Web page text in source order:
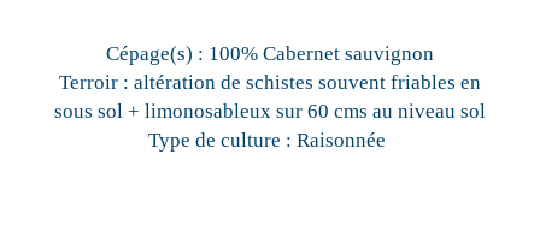
Cépage(s) : 100% Cabernet sauvignon
Terroir : altération de schistes souvent friables en
sous sol + limonosableux sur 60 cms au niveau sol
Type de culture : Raisonnée